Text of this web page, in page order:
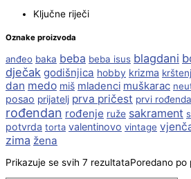
Ključne riječi
Oznake proizvoda
anđeo baka beba beba isus blagdani
dječak godišnjica hobby krizma
dan medo miš mladenci muškarac
posao prijatelj prva pričest prvi
rođendan rođenje ruže sakrament
potvrda torta valentinovo vintage
zima žena
Prikazuje se svih 7 rezultataPoredano po